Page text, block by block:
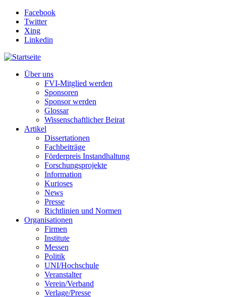
Direkt zum Inhalt
Facebook
Twitter
Xing
Linkedin
Über uns
FVI-Mitglied werden
Sponsoren
Sponsor werden
Glossar
Wissenschaftlicher Beirat
Artikel
Dissertationen
Fachbeiträge
Förderpreis Instandhaltung
Forschungsprojekte
Information
Kurioses
News
Presse
Richtlinien und Normen
Organisationen
Firmen
Institute
Messen
Politik
UNI/Hochschule
Veranstalter
Verein/Verband
Verlage/Presse